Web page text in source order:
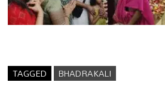
TAGGED BHADRAKALI